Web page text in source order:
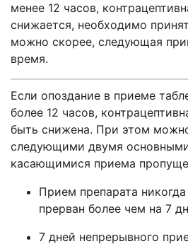
менее 12 часов,
снижается, необходимо
можно скорее, следующая
время.
Если опоздание в приеме
более 12 часов,
быть снижена. При этом
следующими двумя
касающимися приема
Прием препарата
прерван более чем на 7
7 дней непрерывного